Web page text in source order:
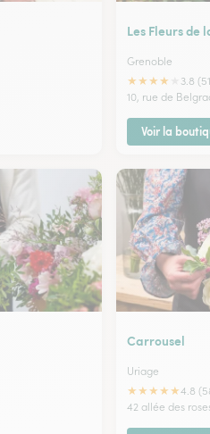
Les Fleurs de
Grenoble
★★★★
3.8
10, rue de
Voir la
Carrousel
Uriage
★★★★★4.8
42 allée des